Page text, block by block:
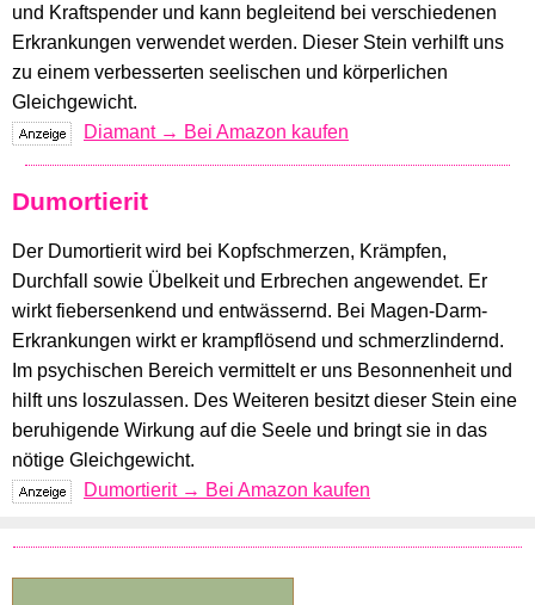
und Kraftspender und kann begleitend bei verschiedenen
Erkrankungen verwendet werden. Dieser Stein verhilft uns
zu einem verbesserten seelischen und körperlichen
Gleichgewicht.
Diamant → Bei Amazon kaufen
Dumortierit
Der Dumortierit wird bei Kopfschmerzen, Krämpfen,
Durchfall sowie Übelkeit und Erbrechen angewendet. Er
wirkt fiebersenkend und entwässernd. Bei Magen-Darm-
Erkrankungen wirkt er krampflösend und schmerzlindernd.
Im psychischen Bereich vermittelt er uns Besonnenheit und
hilft uns loszulassen. Des Weiteren besitzt dieser Stein eine
beruhigende Wirkung auf die Seele und bringt sie in das
nötige Gleichgewicht.
Dumortierit → Bei Amazon kaufen